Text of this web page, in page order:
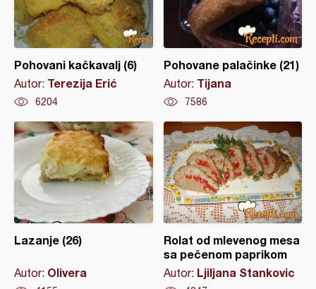
Pohovani kačkavalj (6)
Autor: Terezija Erić
6204
Pohovane palačinke (21)
Autor: Tijana
7586
Lazanje (26)
Autor: Olivera
Rolat od mlevenog mesa
sa pečenom paprikom
Autor: Ljiljana Stankovic